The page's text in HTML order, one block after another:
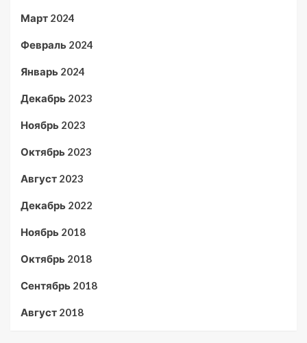
Март 2024
Февраль 2024
Январь 2024
Декабрь 2023
Ноябрь 2023
Октябрь 2023
Август 2023
Декабрь 2022
Ноябрь 2018
Октябрь 2018
Сентябрь 2018
Август 2018